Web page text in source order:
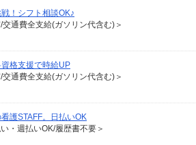
！シフト相談OK♪
通費全支給(ガソリン代含む)＞
格支援で時給UP
通費全支給(ガソリン代含む)＞
護STAFF。日払いOK
・週払いOK/履歴書不要＞